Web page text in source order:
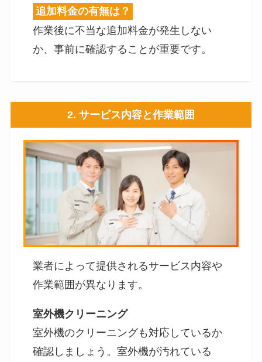
追加料金の有無は？
作業後に不当な追加料金が発生しない
か、事前に確認することが重要です。
2. サービス内容と作業範囲
業者によって提供されるサービス内容や
作業範囲が異なります。
室外機クリーニング
室外機のクリーニングも対応しているか
確認しましょう。室外機が汚れている